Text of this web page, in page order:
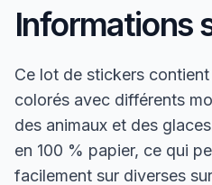
Informations
Ce lot de stickers
colorés avec différents
des animaux et des
en 100 % papier, ce qui
facilement sur diverses